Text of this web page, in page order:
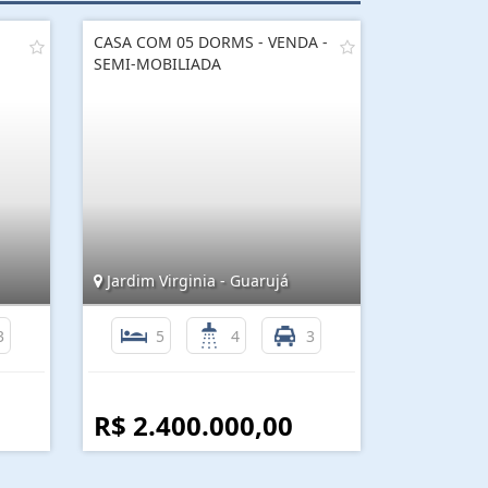
CASA COM 05 DORMS - VENDA -
SEMI-MOBILIADA
Jardim Virginia - Guarujá
5 4 3
R$ 2.400.000,00